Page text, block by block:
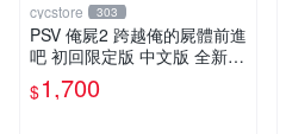
cycstore 303
PSV 俺屍2 跨越俺的屍體前進
吧 初回限定版 中文版 全新未
拆封 X200
$1,700